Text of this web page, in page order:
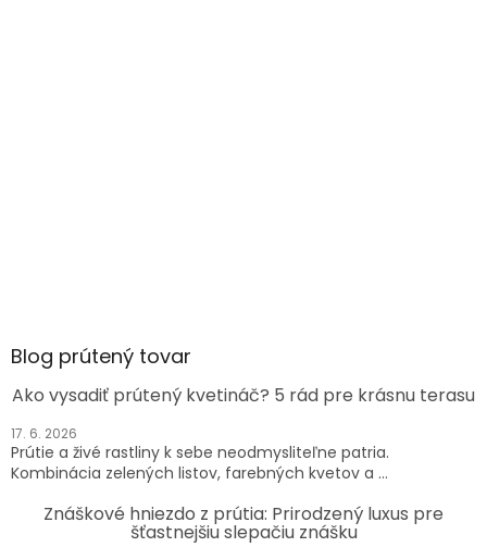
Blog prútený tovar
Ako vysadiť prútený kvetináč? 5 rád pre krásnu terasu
17. 6. 2026
Prútie a živé rastliny k sebe neodmysliteľne patria.
Kombinácia zelených listov, farebných kvetov a ...
Znáškové hniezdo z prútia: Prirodzený luxus pre
šťastnejšiu slepačiu znášku